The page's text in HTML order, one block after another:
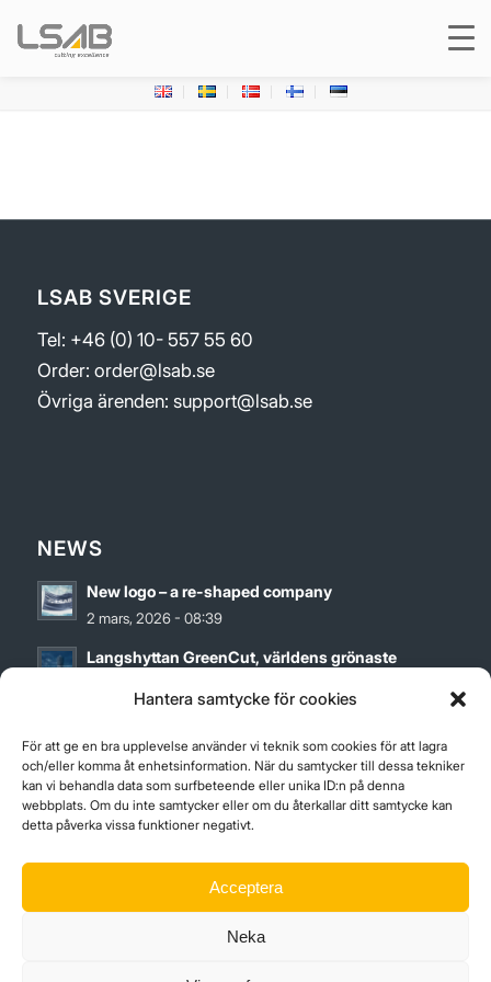
Hantera samtycke för cookies
För att ge en bra upplevelse använder vi teknik som cookies för att lagra
och/eller komma åt enhetsinformation. När du samtycker till dessa tekniker
kan vi behandla data som surfbeteende eller unika ID:n på denna
webbplats. Om du inte samtycker eller om du återkallar ditt samtycke kan
detta påverka vissa funktioner negativt.
Acceptera
Neka
LSAB SVERIGE
Tel: +46 (0) 10- 557 55 60
Order: order@lsab.se
Övriga ärenden: support@lsab.se
NEWS
New logo – a re-shaped company
2 mars, 2026 - 08:39
Langshyttan GreenCut, världens grönaste
27 maj, 2024 - 12:00
Hållbarhetsrapport för 2023
12 april, 2024 - 09:01
ISO-CERTIFICATES